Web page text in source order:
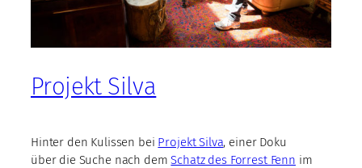
Projekt Silva
Hinter den Kulissen bei Projekt Silva, einer Doku
über die Suche nach demSchatz des Forrest Fenn im